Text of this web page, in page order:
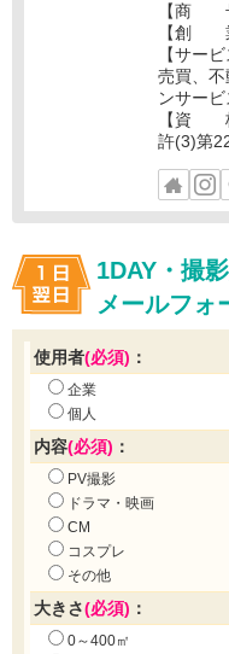
【商
【創
【サー
売買、不
ンサー
【資
許(3)第
1DAY・撮
メールフォ
使用者(必須) ：
企業
個人
内容(必須) ：
PV撮影
ドラマ・映画
CM
コスプレ
その他
大きさ(必須) ：
0～400㎡